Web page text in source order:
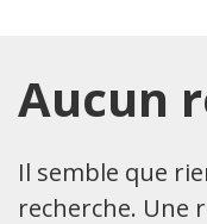
Aucun
Il semble que
recherche. Une